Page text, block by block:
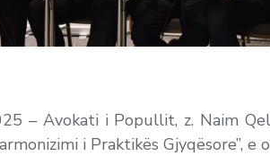
– Avokati i Popullit, z. Naim
i Praktikës Gjyqësore”,